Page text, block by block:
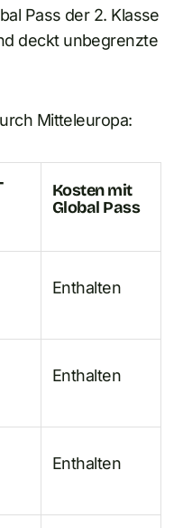
Pass der 2. Klasse
deckt unbegrenzte
Mitteleuropa:
Kosten mit
Global Pass
Enthalten
Enthalten
Enthalten